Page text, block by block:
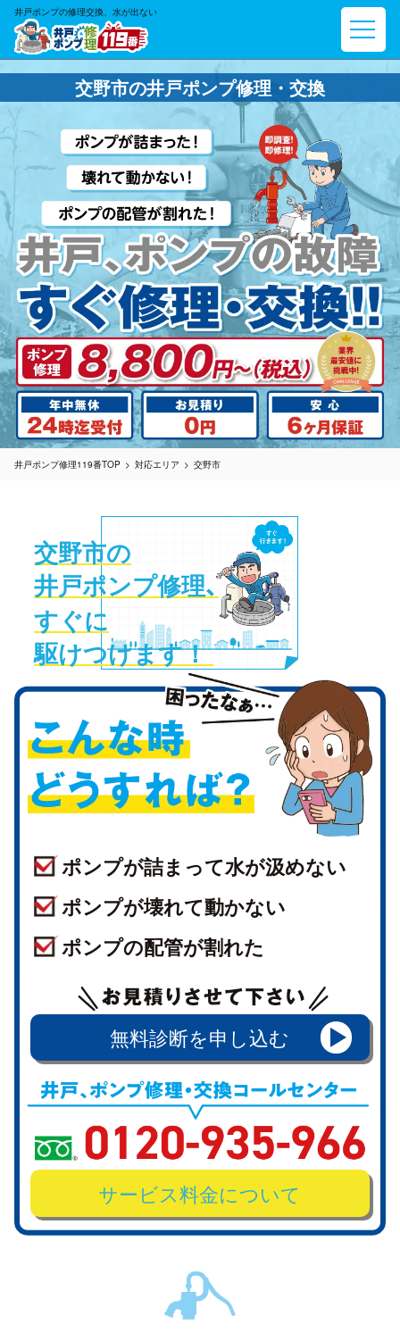
井戸ポンプの修理交換、水が出ない
交野市の井戸ポンプ修理・交換
井戸ポンプ修理119番TOP 対応エリア 交野市
交野市の
井戸ポンプ修理、
すぐに
駆けつけます！
ポンプが詰まって水が汲めない
ポンプが壊れて動かない
ポンプの配管が割れた
無料診断を申し込む
サービス料金について